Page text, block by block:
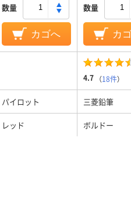
数量
カゴへ
数量
カ
4.7 （18件）
パイロット 三菱鉛筆
レッド ボルドー